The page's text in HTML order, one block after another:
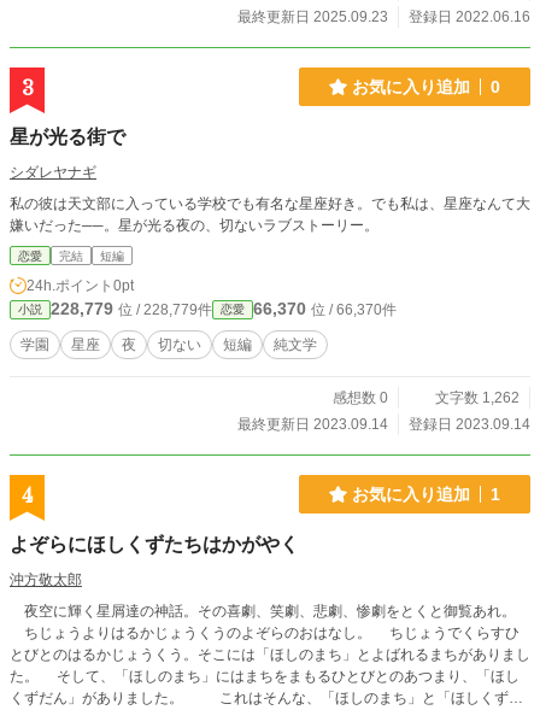
最終更新日 2025.09.23
登録日 2022.06.16
3 お気に入り追加 0
星が光る街で
シダレヤナギ
私の彼は天文部に入っている学校でも有名な星座好き。でも私は、星座なんて大
嫌いだった──。星が光る夜の、切ないラブストーリー。
恋愛 完結 短編
24h.ポイント 0pt
小説 228,779 位 / 228,779件 恋愛 66,370 位 / 66,370件
学園 星座 夜 切ない 短編 純文学
感想数 0
文字数 1,262
最終更新日 2023.09.14
登録日 2023.09.14
4 お気に入り追加 1
よぞらにほしくずたちはかがやく
沖方敬太郎
夜空に輝く星屑達の神話。その喜劇、笑劇、悲劇、惨劇をとくと御覧あれ。
ちじょうよりはるかじょうくうのよぞらのおはなし。 ちじょうでくらすひ
とびとのはるかじょうくう。そこには「ほしのまち」とよばれるまちがありまし
た。 そして、「ほしのまち」にはまちをまもるひとびとのあつまり、「ほし
くずだん」がありました。 これはそんな、「ほしのまち」と「ほしくずだ